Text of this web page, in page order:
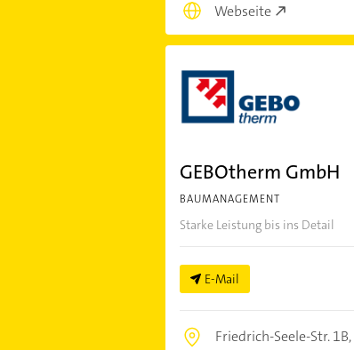
Webseite
GEBOtherm GmbH
BAUMANAGEMENT
Starke Leistung bis ins Detail
E-Mail
Friedrich-Seele-Str. 1B,